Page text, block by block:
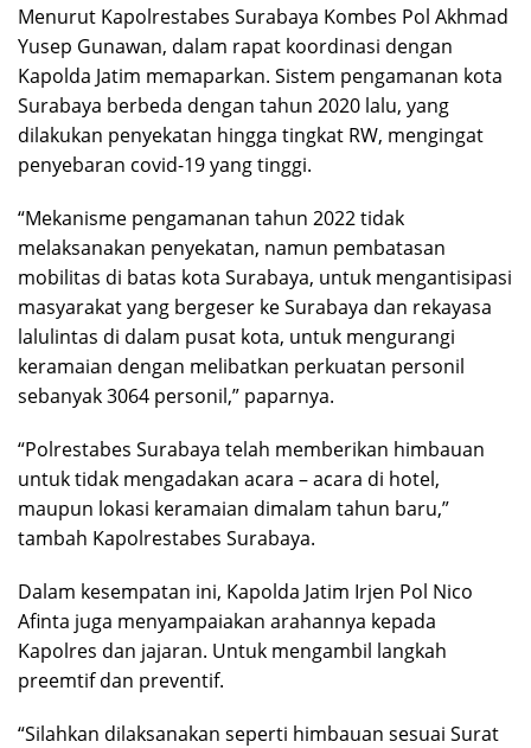
Menurut Kapolrestabes Surabaya Kombes Pol Akhmad
Yusep Gunawan, dalam rapat koordinasi dengan
Kapolda Jatim memaparkan. Sistem pengamanan kota
Surabaya berbeda dengan tahun 2020 lalu, yang
dilakukan penyekatan hingga tingkat RW, mengingat
penyebaran covid-19 yang tinggi.
“Mekanisme pengamanan tahun 2022 tidak
melaksanakan penyekatan, namun pembatasan
mobilitas di batas kota Surabaya, untuk mengantisipasi
masyarakat yang bergeser ke Surabaya dan rekayasa
lalulintas di dalam pusat kota, untuk mengurangi
keramaian dengan melibatkan perkuatan personil
sebanyak 3064 personil,” paparnya.
“Polrestabes Surabaya telah memberikan himbauan
untuk tidak mengadakan acara – acara di hotel,
maupun lokasi keramaian dimalam tahun baru,”
tambah Kapolrestabes Surabaya.
Dalam kesempatan ini, Kapolda Jatim Irjen Pol Nico
Afinta juga menyampaiakan arahannya kepada
Kapolres dan jajaran. Untuk mengambil langkah
preemtif dan preventif.
“Silahkan dilaksanakan seperti himbauan sesuai Surat